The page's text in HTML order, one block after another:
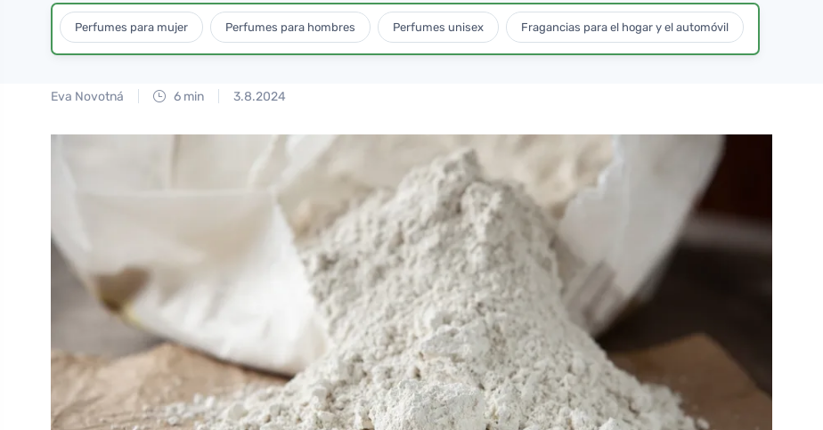
Perfumes para mujer Perfumes para hombres Perfumes unisex Fragancias para el hogar y el automóvil
Eva Novotná 6 min 3.8.2024